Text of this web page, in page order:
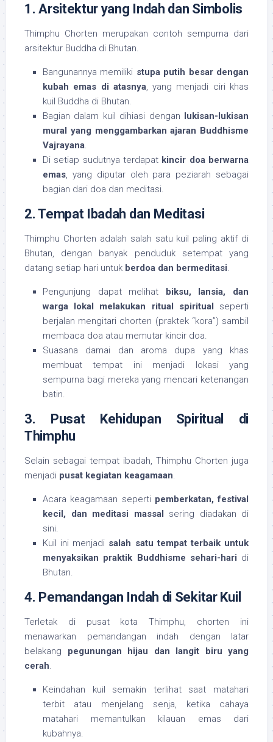
1. Arsitektur yang Indah dan Simbolis
Thimphu Chorten merupakan contoh sempurna dari
arsitektur Buddha di Bhutan.
Bangunannya memiliki stupa putih besar dengan
kubah emas di atasnya, yang menjadi ciri khas
kuil Buddha di Bhutan.
Bagian dalam kuil dihiasi dengan
lukisan-lukisan
mural yang menggambarkan ajaran Buddhisme
Vajrayana.
Di setiap sudutnya terdapat kincir doa berwarna
emas, yang diputar oleh para peziarah sebagai
bagian dari doa dan meditasi.
2. Tempat Ibadah dan Meditasi
Thimphu Chorten adalah salah satu kuil paling aktif di
Bhutan, dengan banyak penduduk setempat yang
datang setiap hari untuk berdoa dan bermeditasi.
Pengunjung dapat melihat
biksu, lansia, dan
warga lokal melakukan ritual spiritual
seperti
berjalan mengitari chorten (praktek “kora”) sambil
membaca doa atau memutar kincir doa.
Suasana damai dan aroma dupa yang khas
membuat tempat ini menjadi lokasi yang
sempurna bagi mereka yang mencari ketenangan
batin.
3. Pusat Kehidupan Spiritual di
Thimphu
Selain sebagai tempat ibadah, Thimphu Chorten juga
menjadi pusat kegiatan keagamaan.
Acara keagamaan seperti pemberkatan, festival
kecil, dan meditasi massal
sering diadakan di
sini.
Kuil ini menjadi salah satu tempat terbaik untuk
menyaksikan praktik Buddhisme sehari-hari di
Bhutan.
4. Pemandangan Indah di Sekitar Kuil
Terletak di pusat kota Thimphu, chorten ini
menawarkan pemandangan indah dengan latar
belakang pegunungan hijau dan langit biru yang
cerah.
Keindahan kuil semakin terlihat saat matahari
terbit atau menjelang senja, ketika cahaya
matahari memantulkan kilauan emas dari
kubahnya.